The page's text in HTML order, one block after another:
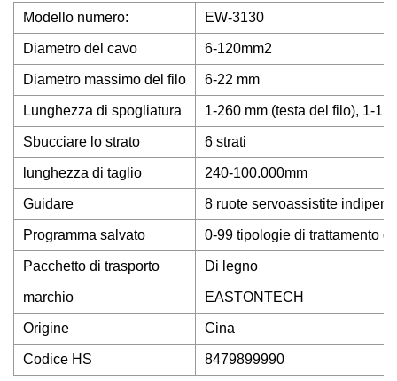
Modello numero: EW-3130
Diametro del cavo 6-120mm2
Diametro massimo del filo 6-22 mm
Lunghezza di spogliatura 1-260 mm (testa del filo), 1-
Sbucciare lo strato 6 strati
lunghezza di taglio 240-100.000mm
Guidare 8 ruote servoassistite
Programma salvato 0-99 tipologie di trattamento
Pacchetto di trasporto Di legno
marchio EASTONTECH
Origine Cina
Codice HS 8479899990